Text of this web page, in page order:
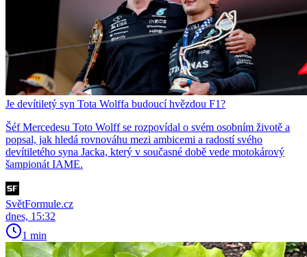
Je devítiletý syn Tota Wolffa budoucí hvězdou F1?
Šéf Mercedesu Toto Wolff se rozpovídal o svém osobním životě a
popsal, jak hledá rovnováhu mezi ambicemi a radostí svého
devítiletého syna Jacka, který v současné době vede motokárový
šampionát IAME.
SvětFormule.cz
dnes, 15:32
1 min